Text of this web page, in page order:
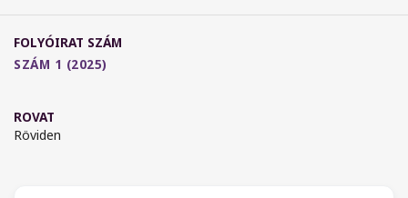
FOLYÓIRAT SZÁM
SZÁM 1 (2025)
ROVAT
Röviden